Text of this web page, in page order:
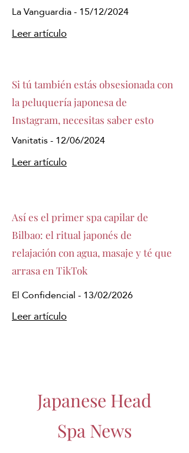
La Vanguardia - 15/12/2024
Leer artículo
Si tú también estás obsesionada con
la peluquería japonesa de
Instagram, necesitas saber esto
Vanitatis - 12/06/2024
Leer artículo
Así es el primer spa capilar de
Bilbao: el ritual japonés de
relajación con agua, masaje y té que
arrasa en TikTok
El Confidencial - 13/02/2026
Leer artículo
Japanese Head
Spa News